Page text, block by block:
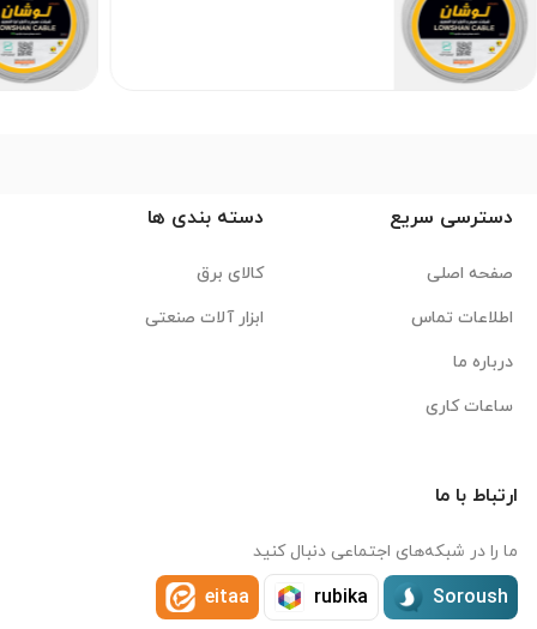
دسترسی سریع
صفحه اصلی
اطلاعات تماس
درباره ما
ساعات کاری
دسته بندی ها
کالای برق
ابزار آلات صنعتی
ارتباط با ما
ما را در شبکه‌های اجتماعی دنبال کنید
Soroush
rubika
eitaa